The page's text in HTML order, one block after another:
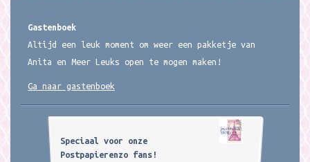
Gastenboek
Altijd een leuk moment om weer een pakketje van
Anita en Meer Leuks open te mogen maken!
Ga naar gastenboek
Speciaal voor onze
Postpapierenzo fans!